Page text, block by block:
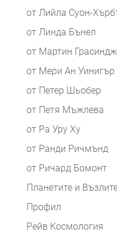
от Лийла Суон-
от Линда Бънел
от Мартин
от Мери Ан Уинигър
от Петер Шьобер
от Петя Мъжлева
от Ра Уру Ху
от Ранди Ричмънд
от Ричард Бомонт
Планетите и
Профил
Рейв Космология